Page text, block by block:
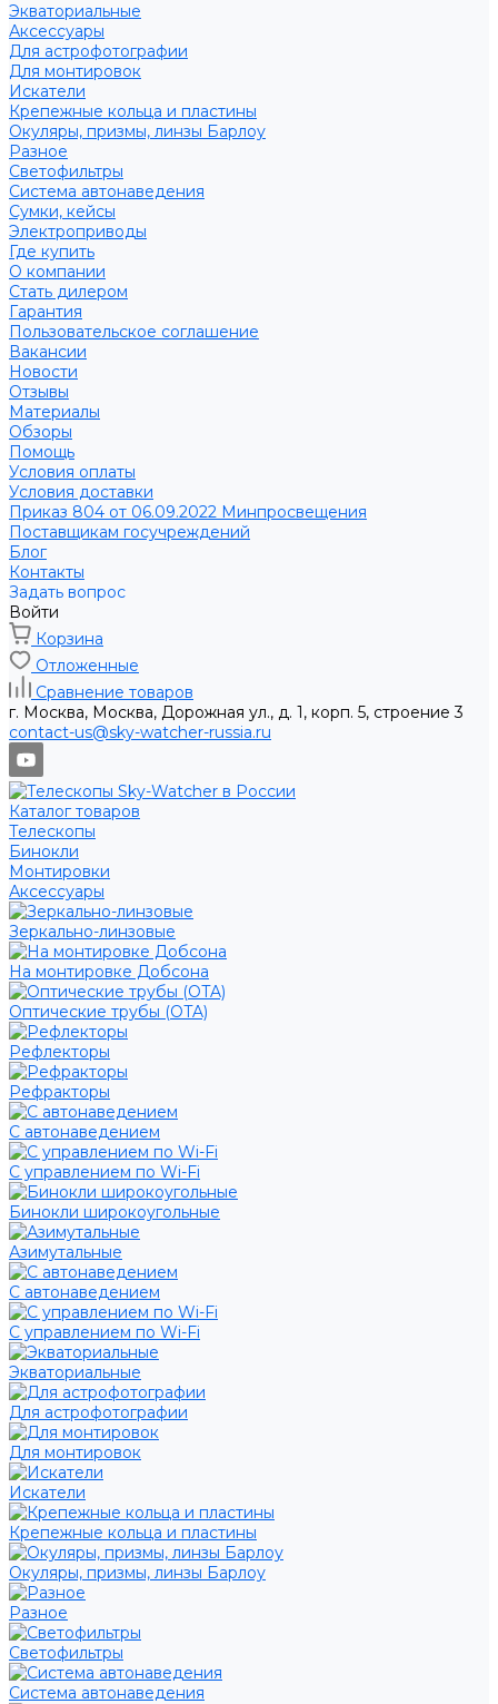
Экваториальные
Аксессуары
Для астрофотографии
Для монтировок
Искатели
Крепежные кольца и пластины
Окуляры, призмы, линзы Барлоу
Разное
Светофильтры
Система автонаведения
Сумки, кейсы
Электроприводы
Где купить
О компании
Стать дилером
Гарантия
Пользовательское соглашение
Вакансии
Новости
Отзывы
Материалы
Обзоры
Помощь
Условия оплаты
Условия доставки
Приказ 804 от 06.09.2022 Минпросвещения
Поставщикам госучреждений
Блог
Контакты
Задать вопрос
Войти
Корзина
Отложенные
Сравнение товаров
г. Москва, Москва, Дорожная ул., д. 1, корп. 5, строение 3
contact-us@sky-watcher-russia.ru
Каталог товаров
Телескопы
Бинокли
Монтировки
Аксессуары
Зеркально-линзовые
На монтировке Добсона
Оптические трубы (OTA)
Рефлекторы
Рефракторы
С автонаведением
С управлением по Wi-Fi
Бинокли широкоугольные
Азимутальные
С автонаведением
С управлением по Wi-Fi
Экваториальные
Для астрофотографии
Для монтировок
Искатели
Крепежные кольца и пластины
Окуляры, призмы, линзы Барлоу
Разное
Светофильтры
Система автонаведения